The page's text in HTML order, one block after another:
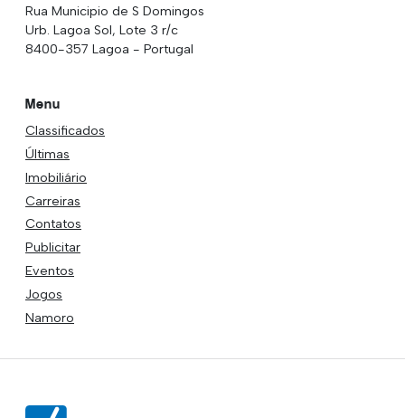
Rua Municipio de S Domingos
Urb. Lagoa Sol, Lote 3 r/c
8400-357 Lagoa - Portugal
Menu
Classificados
Últimas
Imobiliário
Carreiras
Contatos
Publicitar
Eventos
Jogos
Namoro